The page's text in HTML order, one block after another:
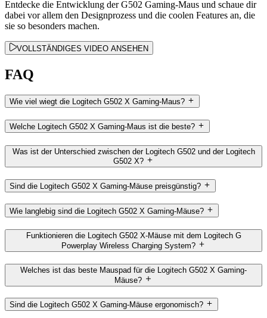
Entdecke die Entwicklung der G502 Gaming-Maus und schaue dir
dabei vor allem den Designprozess und die coolen Features an, die
sie so besonders machen.
VOLLSTÄNDIGES VIDEO ANSEHEN
FAQ
Wie viel wiegt die Logitech G502 X Gaming-Maus?
Welche Logitech G502 X Gaming-Maus ist die beste?
Was ist der Unterschied zwischen der Logitech G502 und der Logitech
G502 X?
Sind die Logitech G502 X Gaming-Mäuse preisgünstig?
Wie langlebig sind die Logitech G502 X Gaming-Mäuse?
Funktionieren die Logitech G502 X-Mäuse mit dem Logitech G
Powerplay Wireless Charging System?
Welches ist das beste Mauspad für die Logitech G502 X Gaming-
Mäuse?
Sind die Logitech G502 X Gaming-Mäuse ergonomisch?